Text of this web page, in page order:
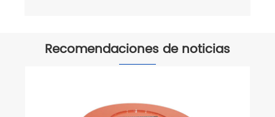
Recomendaciones de noticias